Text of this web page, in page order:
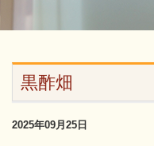
黒酢畑
2025年09月25日